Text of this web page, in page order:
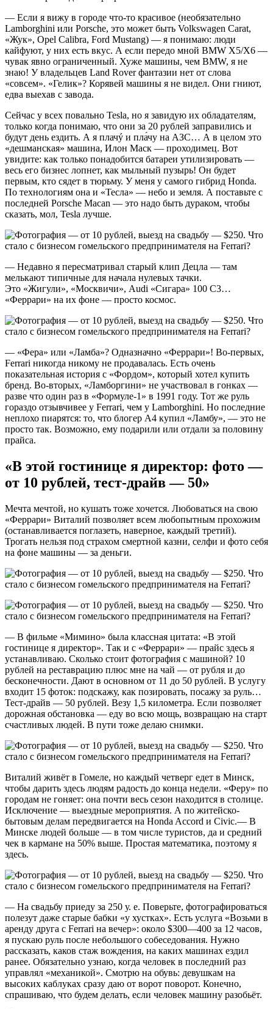
— Если я вижу в городе что-то красивое (необязательно
Lamborghini или Porsche, это может быть Volkswagen Carat,
«Жук», Opel Calibra, Ford Mustang) — я понимаю: люди
кайфуют, у них есть вкус. А если передо мной BMW X5/X6 —
чувак явно ограниченный. Хуже машины, чем BMW, я не
знаю! У владельцев Land Rover фантазии нет от слова
«совсем». «Гелик»? Корявей машины я не видел. Они гниют,
едва выехав с завода.
Сейчас у всех повально Tesla, но я завидую их обладателям,
только когда понимаю, что они за 20 рублей заправились и
будут день ездить. А я плачý и пла́чу на АЗС… А в целом это
«дешманская» машина, Илон Маск — проходимец. Вот
увидите: как только понадобится батареи утилизировать —
весь его бизнес лопнет, как мыльный пузырь! Он будет
первым, кто сядет в тюрьму. У меня у самого гибрид Honda.
По технологиям она и «Тесла» — небо и земля. А поставьте с
последней Porsche Macan — это надо быть дураком, чтобы
сказать, мол, Tesla лучше.
— Недавно я пересматривал старый клип Децла — там
мелькают типичные для начала нулевых тачки.
Это «Жигули», «Москвичи», Audi «Сигара» 100 C3…
«Феррари» на их фоне — просто космос.
— «Фера» или «Ламба»? Одназначно «Феррари»! Во-первых,
Ferrari никогда никому не продавалась. Есть очень
показательная история с «Фордом», который хотел купить
бренд. Во-вторых, «Ламборгини» не участвовал в гонках —
разве что один раз в «Формуле-1» в 1991 году. Тот же руль
гораздо отзывчивее у Ferrari, чем у Lamborghini. Но последние
неплохо пиарятся: то, что блогер А4 купил «Ламбу», — это не
просто так. Возможно, ему подарили или отдали за половину
прайса.
«В этой гостинице я директор: фото —
от 10 рублей, тест-драйв — 50»
Мечта мечтой, но кушать тоже хочется. Любоваться на свою
«Феррари» Виталий позволяет всем любопытным прохожим
(останавливается поглазеть, наверное, каждый третий).
Трогать нельзя под страхом смертной казни, селфи и фото себя
на фоне машины — за деньги.
— В фильме «Мимино» была классная цитата: «В этой
гостинице я директор». Так и с «Феррари» — прайс здесь я
устанавливаю. Сколько стоит фотография с машиной? 10
рублей на реставрацию плюс мне на чай — от рубля и до
бесконечности. Дают в основном от 11 до 50 рублей. В услугу
входит 15 фоток: подскажу, как позировать, посажу за руль…
Тест-драйв — 50 рублей. Везу 1,5 километра. Если позволяет
дорожная обстановка — еду во всю мощь, возвращаю на старт
счастливых людей. В пути тоже делаю снимки.
Виталий живёт в Гомеле, но каждый четверг едет в Минск,
чтобы дарить здесь людям радость до конца недели. «Феру» по
городам не гоняет: она почти весь сезон находится в столице.
Исключение — выездные мероприятия. А по житейско-
бытовым делам передвигается на Honda Accord и Civic.— В
Минске людей больше — в том числе туристов, да и средний
чек в кармане на 50% выше. Простая математика, поэтому я
здесь.
— На свадьбу приеду за 250 у. е. Поверьте, фотографироваться
полезут даже старые бабки «у хустках». Есть услуга «Возьми в
аренду друга с Ferrari на вечер»: около $300—400 за 12 часов,
я пускаю руль после небольшого собеседования. Нужно
рассказать, каков стаж вождения, на каких машинах ездил
ранее. Обязательно узнаю, когда человек в последний раз
управлял «механикой». Смотрю на обувь: девушкам на
высоких каблуках сразу даю от ворот поворот. Конечно,
спрашиваю, что будем делать, если человек машину разобьёт.